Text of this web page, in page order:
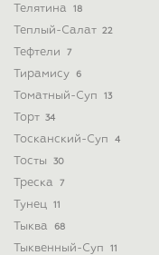
Телятина 18
Теплый-Салат 22
Тефтели 7
Тирамису 6
Томатный-Суп 13
Торт 34
Тосканский-Суп 4
Тосты 30
Треска 7
Тунец 11
Тыква 68
Тыквенный-Суп 11